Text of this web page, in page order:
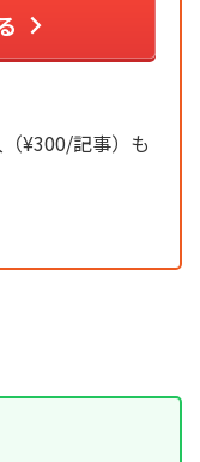
¥300/記事）も